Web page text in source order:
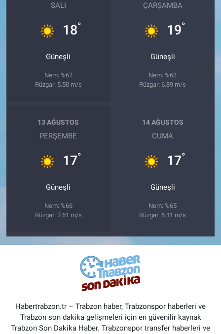
SALI
18°
Güneşli
Nem: %67
Rüzgar: 5.50 m/s
ÇARŞAMBA
19°
Güneşli
Nem: %63
Rüzgar: 6.89 m/s
13 AĞUSTOS
PERŞEMBE
17°
Güneşli
Nem: %66
Rüzgar: 7.61 m/s
14 AĞUSTOS
CUMA
17°
Güneşli
Nem: %65
Rüzgar: 6.11 m/s
Habertrabzon.tr – Trabzon haber, Trabzonspor haberleri ve
Trabzon son dakika gelişmeleri için en güvenilir kaynak
Trabzon Son Dakika Haber. Trabzonspor transfer haberleri ve